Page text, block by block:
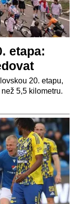
etapa:
20. etapu,
5,5 kilometru.